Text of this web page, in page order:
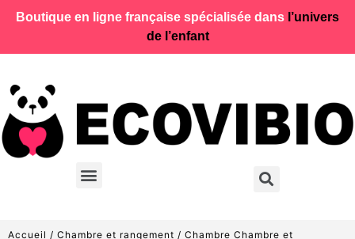
Boutique en ligne française spécialisée dans l’univers
de l’enfant
Accueil / Chambre et rangement / Chambre Chambre et